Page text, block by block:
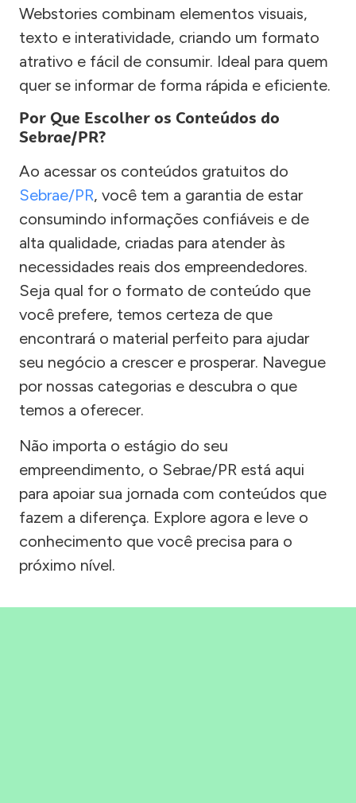
Webstories combinam elementos visuais,
texto e interatividade, criando um formato
atrativo e fácil de consumir. Ideal para quem
quer se informar de forma rápida e eficiente.
Por Que Escolher os Conteúdos do
Sebrae/PR?
Ao acessar os conteúdos gratuitos do
Sebrae/PR, você tem a garantia de estar
consumindo informações confiáveis e de
alta qualidade, criadas para atender às
necessidades reais dos empreendedores.
Seja qual for o formato de conteúdo que
você prefere, temos certeza de que
encontrará o material perfeito para ajudar
seu negócio a crescer e prosperar. Navegue
por nossas categorias e descubra o que
temos a oferecer.
Não importa o estágio do seu
empreendimento, o Sebrae/PR está aqui
para apoiar sua jornada com conteúdos que
fazem a diferença. Explore agora e leve o
conhecimento que você precisa para o
próximo nível.